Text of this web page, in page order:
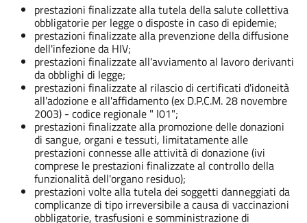
prestazioni finalizzate alla tutela della salute collettiva
obbligatorie per legge o disposte in caso di epidemie;
prestazioni finalizzate alla prevenzione della diffusione
dell'infezione da HIV;
prestazioni finalizzate all'avviamento al lavoro derivanti
da obblighi di legge;
prestazioni finalizzate al rilascio di certificati d'idoneità
all'adozione e all'affidamento (ex D.P.C.M. 28 novembre
2003) - codice regionale " I01";
prestazioni finalizzate alla promozione delle donazioni
di sangue, organi e tessuti, limitatamente alle
prestazioni connesse alle attività di donazione (ivi
comprese le prestazioni finalizzate al controllo della
funzionalità dell'organo residuo);
prestazioni volte alla tutela dei soggetti danneggiati da
complicanze di tipo irreversibile a causa di vaccinazioni
obbligatorie, trasfusioni e somministrazione di